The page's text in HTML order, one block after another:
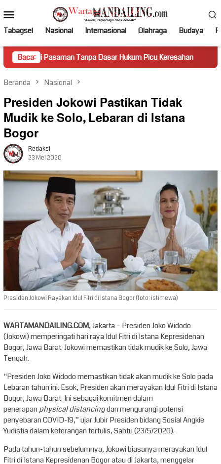
ke
kontenMobile
Tabagsel Nasional Internasional Olahraga Budaya
Baca:
Tanpa Dasar Hukum Picu Keresahan Truk Miring
Beranda Nasional
Presiden Jokowi Pastikan Tidak
Mudik ke Solo, Lebaran di Istana
Bogor
Redaksi
23 Mei 2020
Presiden Jokowi Rayakan Idul Fitri di Istana Bogor (foto: istimewa)
WARTAMANDAILING.COM, Jakarta – Presiden Joko Widodo
(Jokowi) memperingati hari raya Idul Fitri di Istana Kepresidenan
Bogor, Jawa Barat. Jokowi memastikan tidak mudik ke Solo, Jawa
Tengah.
“Presiden Joko Widodo memastikan tidak akan mudik ke Solo pada
Lebaran tahun ini. Esok, Presiden akan merayakan Idul Fitri di Istana
Bogor, Jawa Barat. Ini sebagai komitmen dalam
penerapanphysical distancingdan mengurangi potensi
penyebaran COVID-19,” ujar Jubir Presiden bidang Sosial Angkie
Yudistia dalam keterangan tertulis, Sabtu (23/5/2020).
Pada tahun-tahun sebelumnya, Jokowi biasanya merayakan Idul
Fitri di Istana Kepresidenan Bogor atau di Jakarta, menggelar